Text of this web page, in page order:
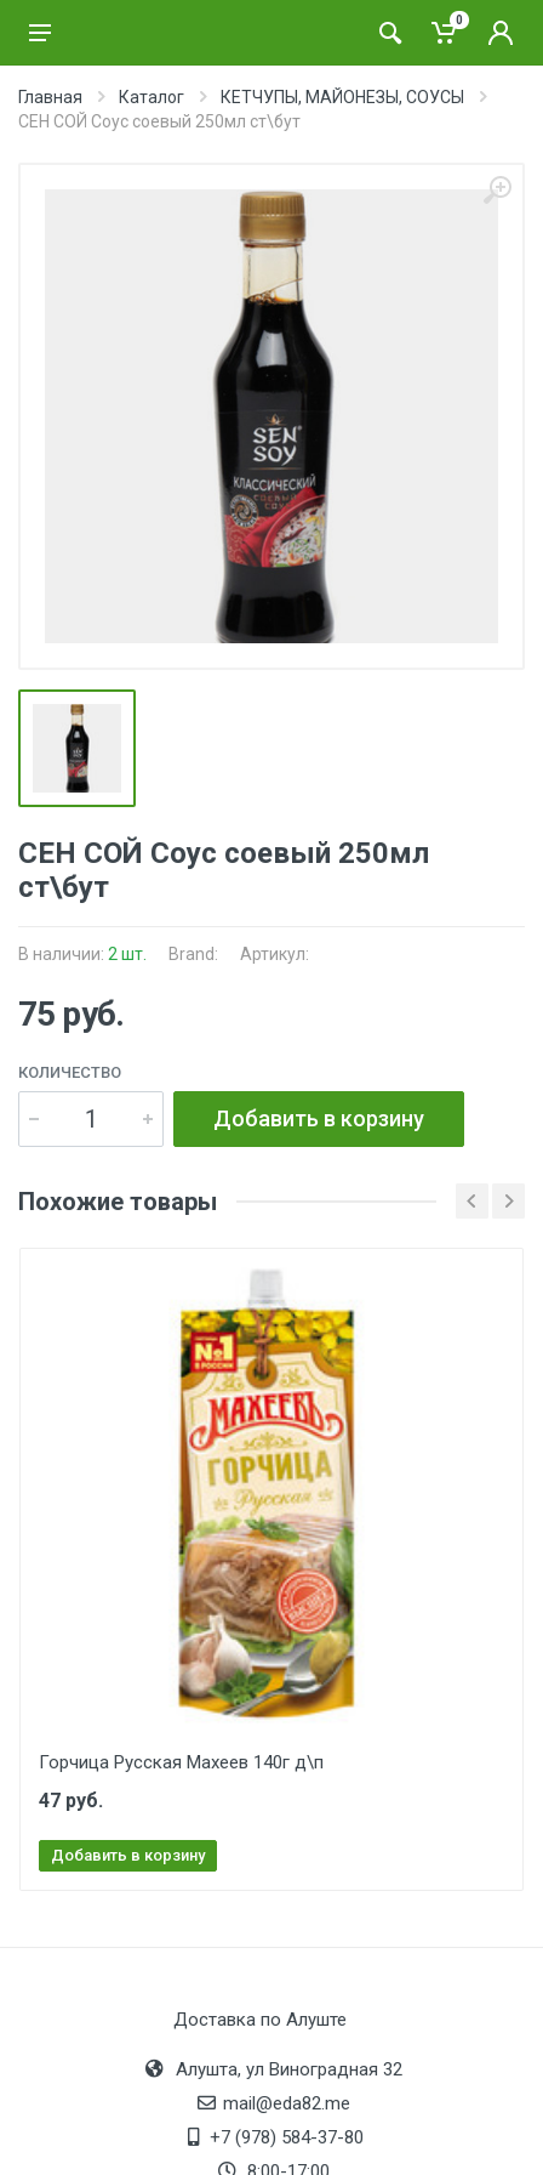
0
Главная Каталог
КЕТЧУПЫ, МАЙОНЕЗЫ, СОУСЫ
СЕН СОЙ Соус соевый 250мл ст\бут
СЕН СОЙ Соус соевый 250мл
ст\бут
В наличии: 2 шт. Brand: Артикул:
75 руб.
КОЛИЧЕСТВО
Добавить в корзину
Похожие товары
Горчица Русская Махеев 140г д\п
47 руб.
Добавить в корзину
Доставка по Алуште
Алушта, ул Виноградная 32
mail@eda82.me
+7 (978) 584-37-80